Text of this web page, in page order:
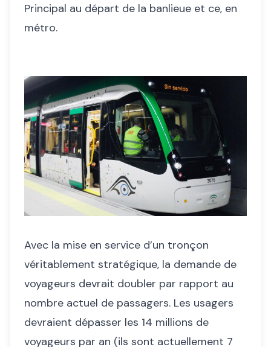
Principal au départ de la banlieue et ce, en
métro.
Avec la mise en service d’un tronçon
véritablement stratégique, la demande de
voyageurs devrait doubler par rapport au
nombre actuel de passagers. Les usagers
devraient dépasser les 14 millions de
voyageurs par an (ils sont actuellement 7